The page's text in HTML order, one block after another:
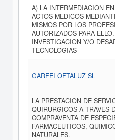
A) LA INTERMEDIACION
ACTOS MEDICOS
MISMOS POR LOS
AUTORIZADOS PARA
INVESTIGACION Y/O
TECNOLOGIAS
GARFEI OFTALUZ SL
LA PRESTACION DE
QUIRURGICOS A TRAVES
COMPRAVENTA DE
FARMACEUTICOS,
NATURALES.